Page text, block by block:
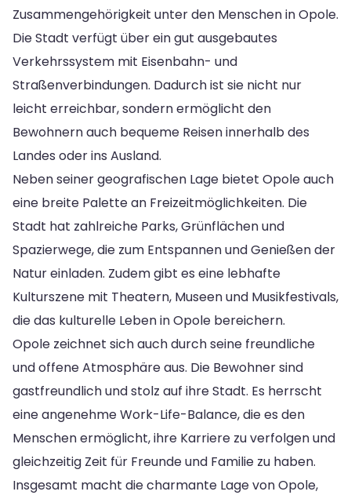
Zusammengehörigkeit unter den Menschen in Opole.
Die Stadt verfügt über ein gut ausgebautes
Verkehrssystem mit Eisenbahn- und
Straßenverbindungen. Dadurch ist sie nicht nur
leicht erreichbar, sondern ermöglicht den
Bewohnern auch bequeme Reisen innerhalb des
Landes oder ins Ausland.
Neben seiner geografischen Lage bietet Opole auch
eine breite Palette an Freizeitmöglichkeiten. Die
Stadt hat zahlreiche Parks, Grünflächen und
Spazierwege, die zum Entspannen und Genießen der
Natur einladen. Zudem gibt es eine lebhafte
Kulturszene mit Theatern, Museen und Musikfestivals,
die das kulturelle Leben in Opole bereichern.
Opole zeichnet sich auch durch seine freundliche
und offene Atmosphäre aus. Die Bewohner sind
gastfreundlich und stolz auf ihre Stadt. Es herrscht
eine angenehme Work-Life-Balance, die es den
Menschen ermöglicht, ihre Karriere zu verfolgen und
gleichzeitig Zeit für Freunde und Familie zu haben.
Insgesamt macht die charmante Lage von Opole,